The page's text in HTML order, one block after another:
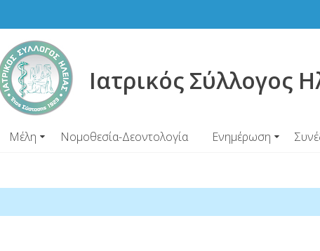
Ιατρικός Σύλλογος
Μέλη Νομοθεσία-Δεοντολογία Ενημέρωση